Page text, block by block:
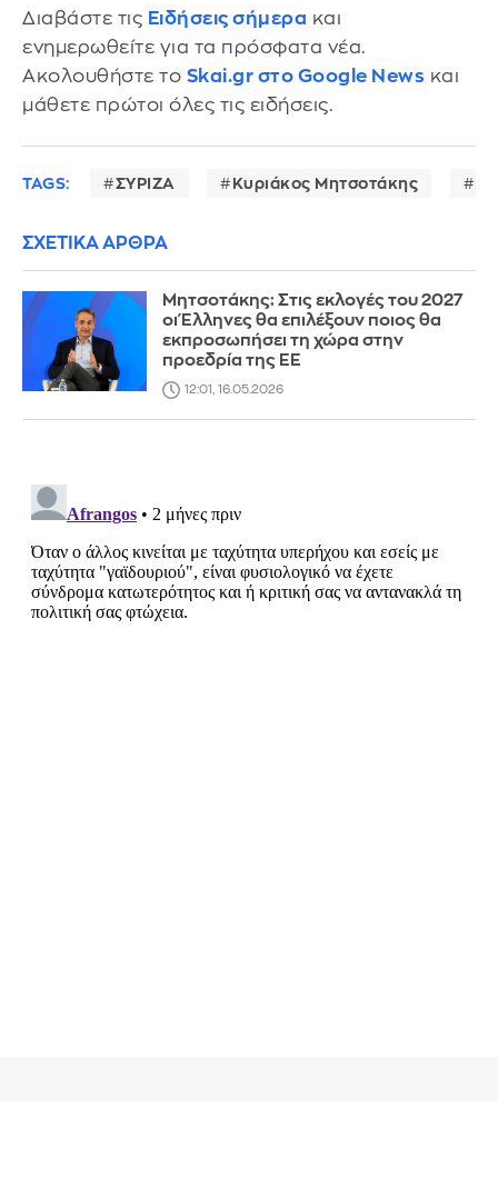
Διαβάστε τις Ειδήσεις σήμερα και
ενημερωθείτε για τα πρόσφατα νέα.
Ακολουθήστε το Skai.gr στο Google News και
μάθετε πρώτοι όλες τις ειδήσεις.
TAGS: ΣΥΡΙΖΑ Κυριάκος Μητσοτάκης
ΣΧΕΤΙΚΑ ΑΡΘΡΑ
Μητσοτάκης: Στις εκλογές του 2027
οι Έλληνες θα επιλέξουν ποιος θα
εκπροσωπήσει τη χώρα στην
προεδρία της ΕΕ
12:01, 16.05.2026